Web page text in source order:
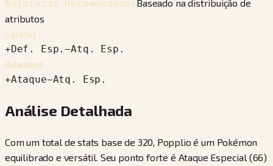
Naturezas RecomendadasBaseado na distribuição de
atributos
Careful
+Def. Esp.−Atq. Esp.
Adamant
+Ataque−Atq. Esp.
Análise Detalhada
Com um total de stats base de 320, Popplio é um Pokémon
equilibrado e versátil. Seu ponto forte é Ataque Especial (66)